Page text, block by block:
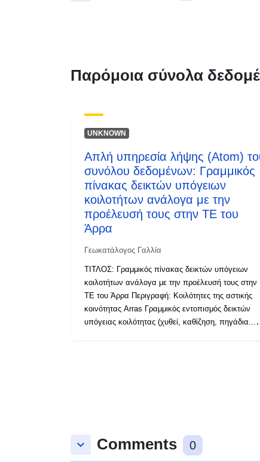
Παρόμοια σύνολα
UNKNOWN
Απλή υπηρεσία λήψης (Atom)
συνόλου δεδομένων: Γραμμικός
πίνακας δεικτών υπόγειων
κοιλοτήτων ανάλογα με την
προέλευσή τους στην ΤΕ του
Άρρα
Γεωκατάλογος Γαλλία
ΤΙΤΛΟΣ: Γραμμικός πίνακας δεικτών υπόγειων
κοιλοτήτων ανάλογα με την προέλευσή τους στην
ΤΕ του Άρρα Περιγραφή: Κοιλότητες της αστικής
κοινότητας Arras Γραμμικός εντοπισμός δεικτών
υπόγειας κοιλότητας (χυθεί, καθίζηση, πηγάδια...)
keyboard_arrow_down Comments 0